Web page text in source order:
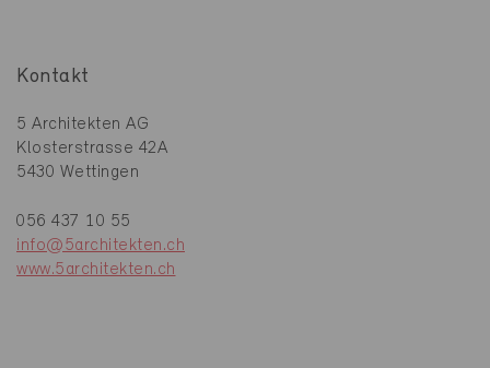
Kontakt
5 Architekten AG
Klosterstrasse 42A
5430 Wettingen
056 437 10 55
info@5architekten.ch
www.5architekten.ch